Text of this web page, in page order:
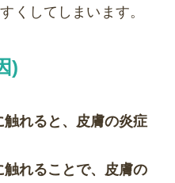
くしてしまいます。
)
れると、皮膚の炎症
れることで、皮膚の